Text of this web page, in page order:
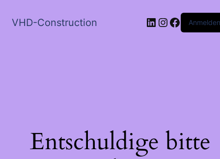
VHD-Construction LinkedIn
Instagram
Anmelden
Entschuldige bitte
967855307